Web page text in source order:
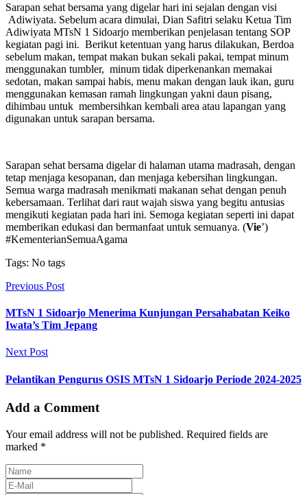
Sarapan sehat bersama yang digelar hari ini sejalan dengan visi
Adiwiyata. Sebelum acara dimulai, Dian Safitri selaku Ketua Tim
Adiwiyata MTsN 1 Sidoarjo memberikan penjelasan tentang SOP
kegiatan pagi ini. Berikut ketentuan yang harus dilakukan, Berdoa
sebelum makan, tempat makan bukan sekali pakai, tempat minum
menggunakan tumbler, minum tidak diperkenankan memakai
sedotan, makan sampai habis, menu makan dengan lauk ikan, guru
menggunakan kemasan ramah lingkungan yakni daun pisang,
dihimbau untuk membersihkan kembali area atau lapangan yang
digunakan untuk sarapan bersama.
Sarapan sehat bersama digelar di halaman utama madrasah, dengan
tetap menjaga kesopanan, dan menjaga kebersihan lingkungan.
Semua warga madrasah menikmati makanan sehat dengan penuh
kebersamaan. Terlihat dari raut wajah siswa yang begitu antusias
mengikuti kegiatan pada hari ini. Semoga kegiatan seperti ini dapat
memberikan edukasi dan bermanfaat untuk semuanya. (Vie’)
#KementerianSemuaAgama
Tags: No tags
Previous Post
MTsN 1 Sidoarjo Menerima Kunjungan Persahabatan Keiko
Iwata’s Tim Jepang
Next Post
Pelantikan Pengurus OSIS MTsN 1 Sidoarjo Periode 2024-2025
Add a Comment
Your email address will not be published. Required fields are
marked *